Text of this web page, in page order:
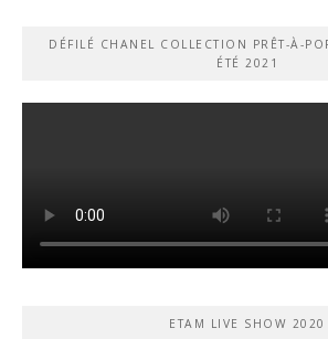
DÉFILÉ CHANEL COLLECTION PRÊT-À-
ÉTÉ 2021
ETAM LIVE SHOW 2020